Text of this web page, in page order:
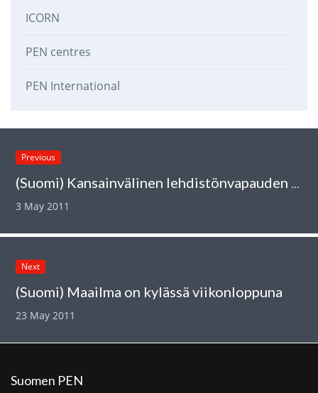
ICORN
PEN centres
PEN International
Previous
(Suomi) Kansainvälinen lehdistönvapauden päivä
3 May 2011
Next
(Suomi) Maailma on kylässä viikonloppuna
23 May 2011
Suomen PEN